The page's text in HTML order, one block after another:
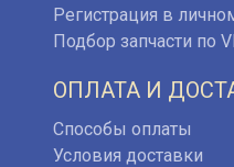
Регистрация в
Подбор запчасти по
ОПЛАТА И
Способы оплаты
Условия доставки